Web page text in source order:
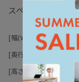
また座り心地を左右
内部の木枠にイラス
程よい弾力のある掛
比較的硬めのしっか
を
取りがちな方へおすす
スペック
[幅(W)]
[奥行(D)]
[高さ(H)]